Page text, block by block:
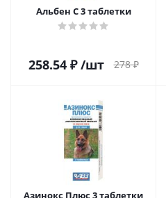
Альбен С 3 таблетки
258.54₽ /шт 278₽
Азинокс Плюс 3 таблетки